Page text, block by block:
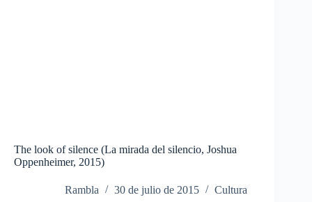
The look of silence (La mirada del silencio, Joshua
Oppenheimer, 2015)
Rambla 30 de julio de 2015 Cultura